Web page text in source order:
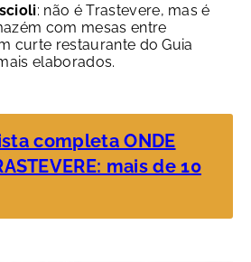
: não é Trastevere, mas é
com mesas entre
curte restaurante do Guia
elaborados.
completa ONDE
mais de 10